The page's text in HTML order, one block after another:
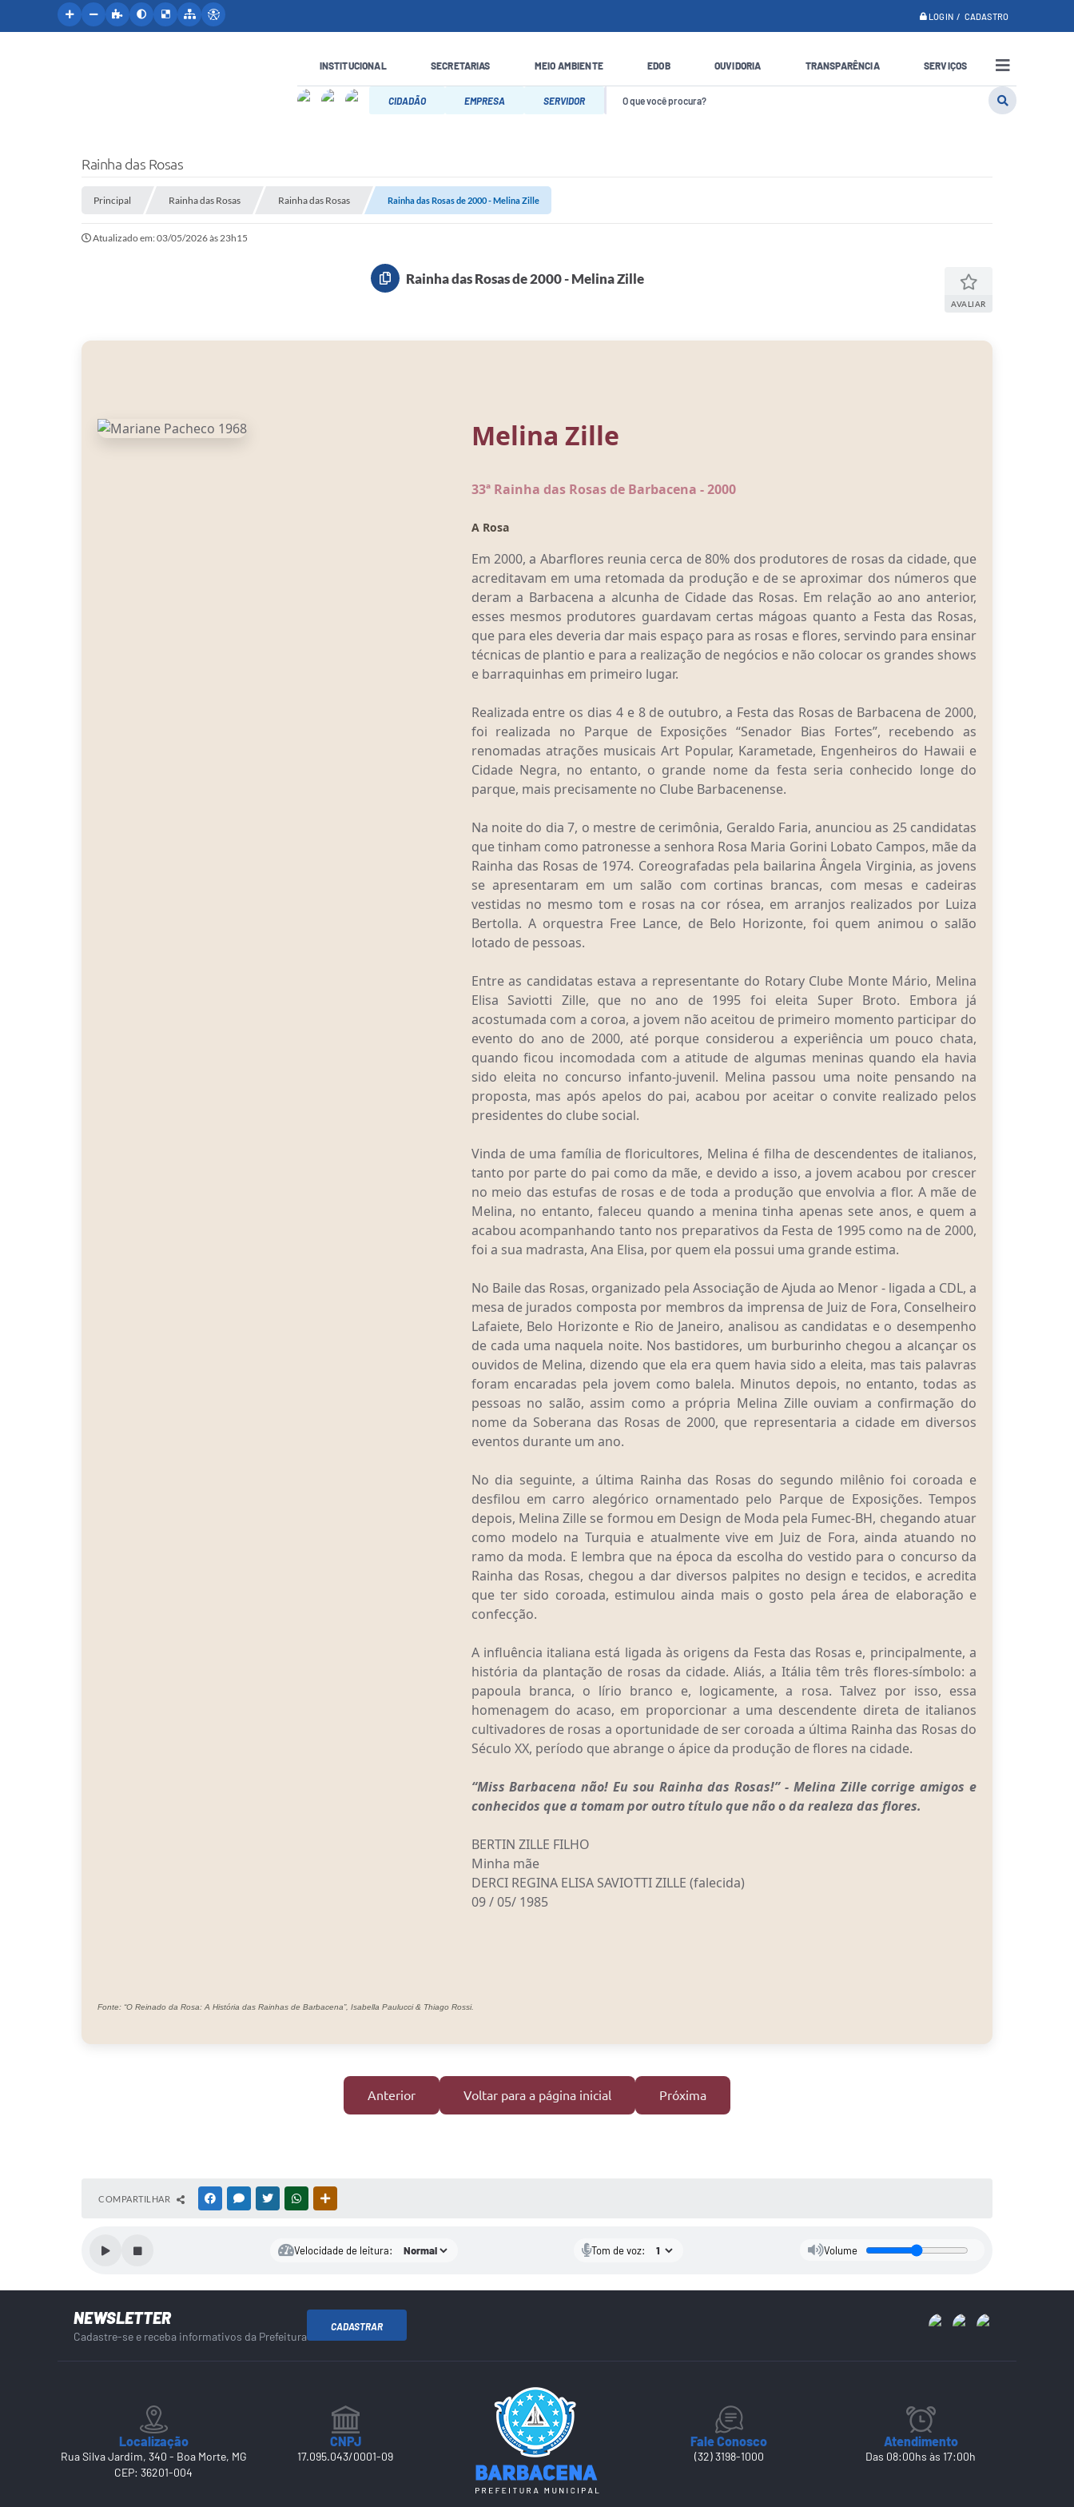
LOGIN / CADASTRO
INSTITUCIONAL SECRETARIAS MEIO AMBIENTE EDOB OUVIDORIA TRANSPARÊNCIA SERVIÇOS
CIDADÃO EMPRESA SERVIDOR
Rainha das Rosas
Principal Rainha das Rosas Rainha das Rosas Rainha das Rosas de 2000 - Melina Zille
Atualizado em: 03/05/2026 às 23h15
Rainha das Rosas de 2000 - Melina Zille
AVALIAR
Melina Zille
33ª Rainha das Rosas de Barbacena - 2000
A Rosa
Em 2000, a Abarflores reunia cerca de 80% dos produtores de rosas da cidade, que
acreditavam em uma retomada da produção e de se aproximar dos números que
deram a Barbacena a alcunha de Cidade das Rosas. Em relação ao ano anterior,
esses mesmos produtores guardavam certas mágoas quanto a Festa das Rosas,
que para eles deveria dar mais espaço para as rosas e flores, servindo para ensinar
técnicas de plantio e para a realização de negócios e não colocar os grandes shows
e barraquinhas em primeiro lugar.
Realizada entre os dias 4 e 8 de outubro, a Festa das Rosas de Barbacena de 2000,
foi realizada no Parque de Exposições “Senador Bias Fortes”, recebendo as
renomadas atrações musicais Art Popular, Karametade, Engenheiros do Hawaii e
Cidade Negra, no entanto, o grande nome da festa seria conhecido longe do
parque, mais precisamente no Clube Barbacenense.
Na noite do dia 7, o mestre de cerimônia, Geraldo Faria, anunciou as 25 candidatas
que tinham como patronesse a senhora Rosa Maria Gorini Lobato Campos, mãe da
Rainha das Rosas de 1974. Coreografadas pela bailarina Ângela Virginia, as jovens
se apresentaram em um salão com cortinas brancas, com mesas e cadeiras
vestidas no mesmo tom e rosas na cor rósea, em arranjos realizados por Luiza
Bertolla. A orquestra Free Lance, de Belo Horizonte, foi quem animou o salão
lotado de pessoas.
Entre as candidatas estava a representante do Rotary Clube Monte Mário, Melina
Elisa Saviotti Zille, que no ano de 1995 foi eleita Super Broto. Embora já
acostumada com a coroa, a jovem não aceitou de primeiro momento participar do
evento do ano de 2000, até porque considerou a experiência um pouco chata,
quando ficou incomodada com a atitude de algumas meninas quando ela havia
sido eleita no concurso infanto-juvenil. Melina passou uma noite pensando na
proposta, mas após apelos do pai, acabou por aceitar o convite realizado pelos
presidentes do clube social.
Vinda de uma família de floricultores, Melina é filha de descendentes de italianos,
tanto por parte do pai como da mãe, e devido a isso, a jovem acabou por crescer
no meio das estufas de rosas e de toda a produção que envolvia a flor. A mãe de
Melina, no entanto, faleceu quando a menina tinha apenas sete anos, e quem a
acabou acompanhando tanto nos preparativos da Festa de 1995 como na de 2000,
foi a sua madrasta, Ana Elisa, por quem ela possui uma grande estima.
No Baile das Rosas, organizado pela Associação de Ajuda ao Menor - ligada a CDL, a
mesa de jurados composta por membros da imprensa de Juiz de Fora, Conselheiro
Lafaiete, Belo Horizonte e Rio de Janeiro, analisou as candidatas e o desempenho
de cada uma naquela noite. Nos bastidores, um burburinho chegou a alcançar os
ouvidos de Melina, dizendo que ela era quem havia sido a eleita, mas tais palavras
foram encaradas pela jovem como balela. Minutos depois, no entanto, todas as
pessoas no salão, assim como a própria Melina Zille ouviam a confirmação do
nome da Soberana das Rosas de 2000, que representaria a cidade em diversos
eventos durante um ano.
No dia seguinte, a última Rainha das Rosas do segundo milênio foi coroada e
desfilou em carro alegórico ornamentado pelo Parque de Exposições. Tempos
depois, Melina Zille se formou em Design de Moda pela Fumec-BH, chegando atuar
como modelo na Turquia e atualmente vive em Juiz de Fora, ainda atuando no
ramo da moda. E lembra que na época da escolha do vestido para o concurso da
Rainha das Rosas, chegou a dar diversos palpites no design e tecidos, e acredita
que ter sido coroada, estimulou ainda mais o gosto pela área de elaboração e
confecção.
A influência italiana está ligada às origens da Festa das Rosas e, principalmente, a
história da plantação de rosas da cidade. Aliás, a Itália têm três flores-símbolo: a
papoula branca, o lírio branco e, logicamente, a rosa. Talvez por isso, essa
homenagem do acaso, em proporcionar a uma descendente direta de italianos
cultivadores de rosas a oportunidade de ser coroada a última Rainha das Rosas do
Século XX, período que abrange o ápice da produção de flores na cidade.
“Miss Barbacena não! Eu sou Rainha das Rosas!” - Melina Zille corrige amigos e
conhecidos que a tomam por outro título que não o da realeza das flores.
BERTIN ZILLE FILHO
Minha mãe
DERCI REGINA ELISA SAVIOTTI ZILLE (falecida)
09 / 05/ 1985
Fonte: “O Reinado da Rosa: A História das Rainhas de Barbacena”, Isabella Paulucci & Thiago Rossi.
Anterior Voltar para a página inicial Próxima
COMPARTILHAR FACEBOOKMESSENGER
TWITTERWHATSAPP
Velocidade de leitura: Tom de voz: Volume
NEWSLETTER
Cadastre-se e receba informativos da Prefeitura
CADASTRAR
Localização
Rua Silva Jardim, 340 - Boa Morte, MG
CEP: 36201-004
CNPJ
17.095.043/0001-09
Fale Conosco
(32) 3198-1000
Atendimento
Das 08:00hs às 17:00h